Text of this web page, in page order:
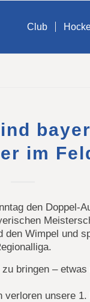
Club
im
den Doppel-
den Wimpel und
bringen –
verloren unsere 1.